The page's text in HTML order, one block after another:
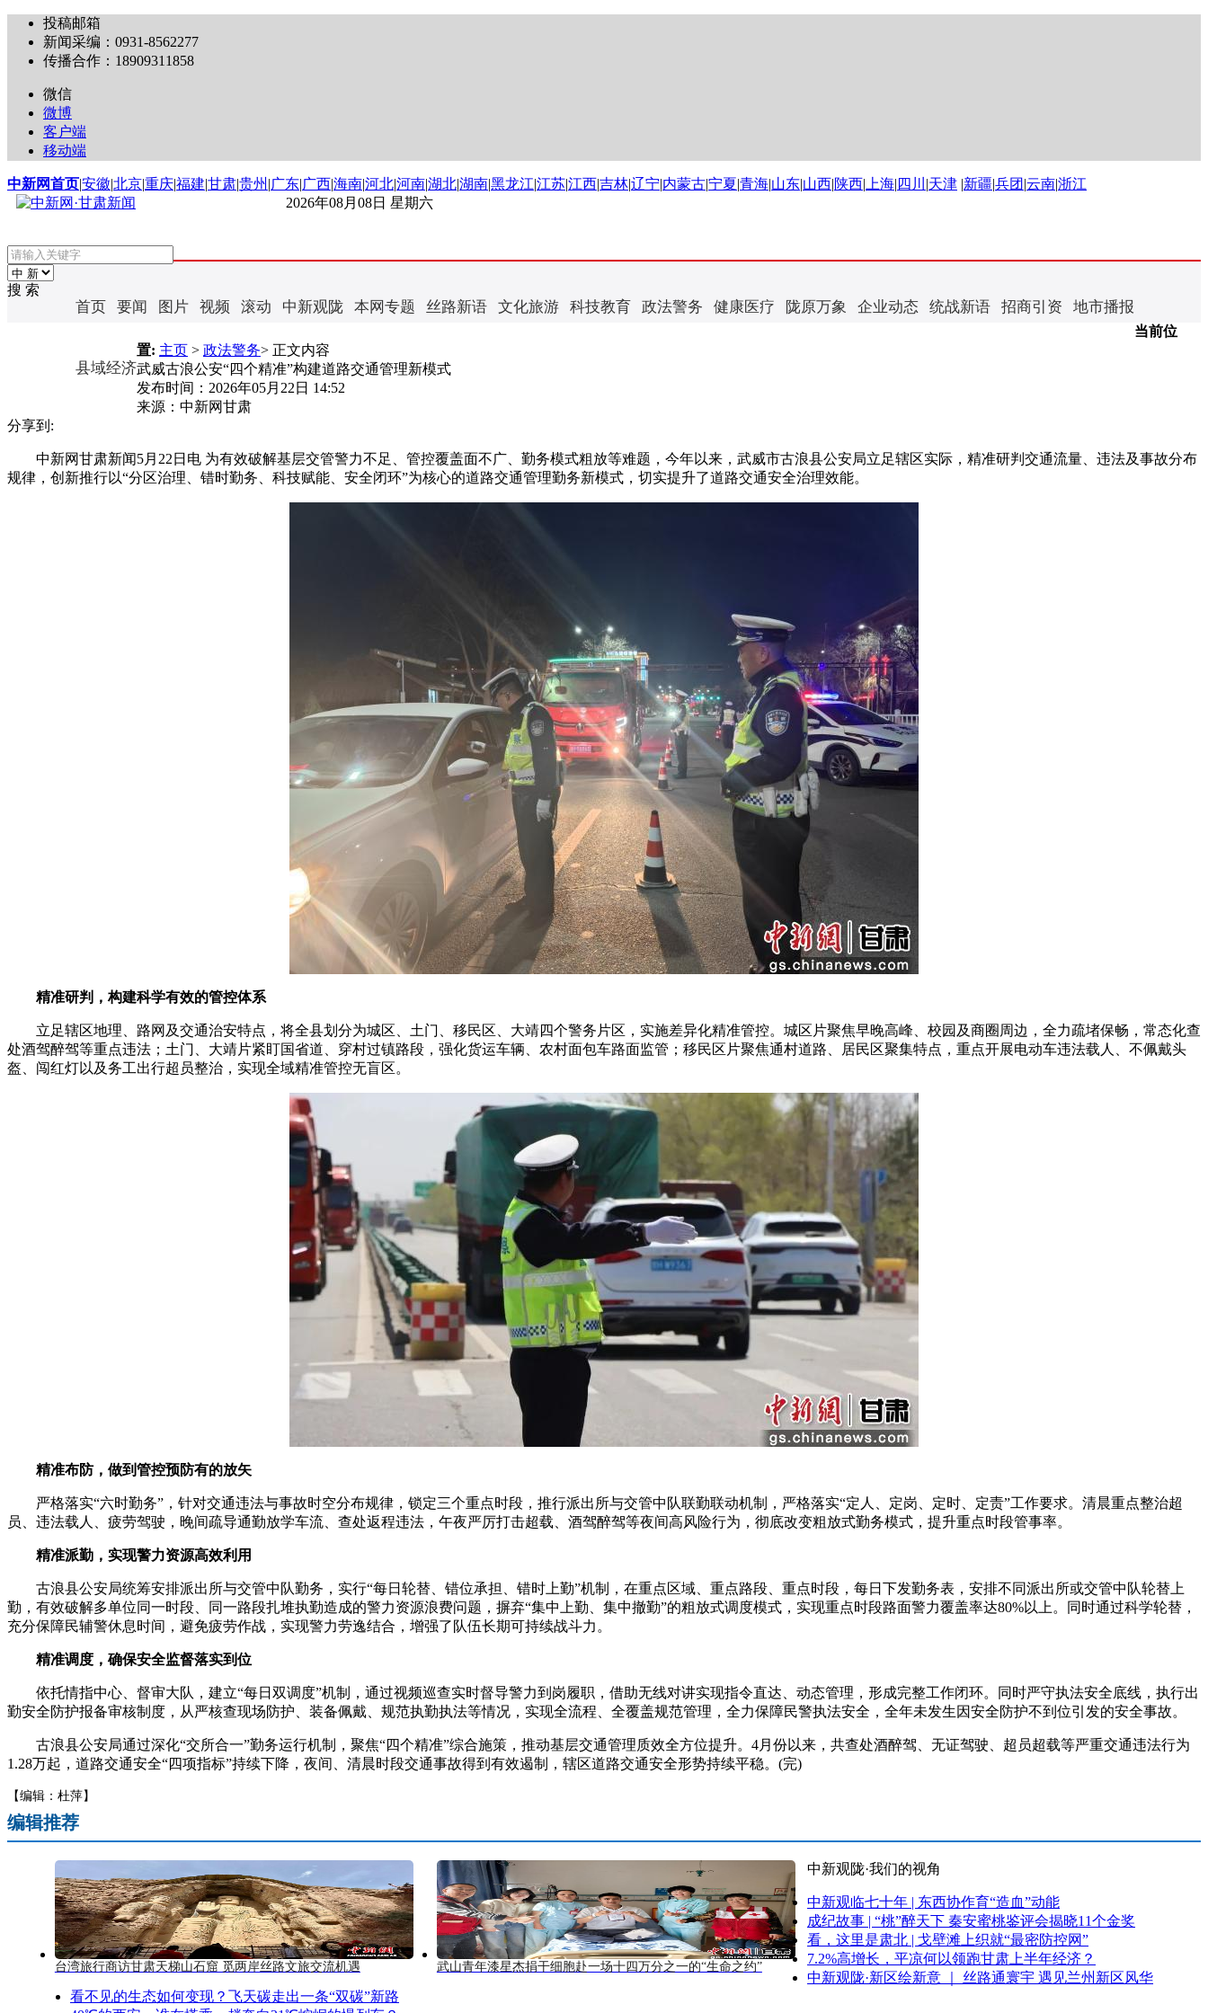
投稿邮箱
新闻采编：0931-8562277
传播合作：18909311858
微信
微博
客户端
移动端
中新网首页|安徽|北京|重庆|福建|甘肃|贵州 |广东|广西|海南|河北|河南|湖北|湖南|黑龙江|江苏|江西|吉林|辽宁|内蒙古|宁夏|青海|山东|山西|陕西| 上海| 四川 |天津 |新疆|兵团 |云南|浙江
2026年08月08日 星期六
搜 索
首页 要闻 图片 视频 滚动 中新观陇 本网专题 丝路新语 文化旅游 科技教育 政法警务 健康医疗 陇原万象 企业动态 统战新语 招商引资 地市播报
县域经济
当前位
置: 主页 > 政法警务> 正文内容
武威古浪公安“四个精准”构建道路交通管理新模式
发布时间： 2026年05月22日 14:52
来源： 中新网甘肃
分享到:
中新网甘肃新闻5月22日电 为有效破解基层交管警力不足、管控覆盖面不广、勤务模式粗放等难题，今年以来，武威市古浪县公安局立足辖区实际，精准研判交通流量、违法及事故分布
规律，创新推行以“分区治理、错时勤务、科技赋能、安全闭环”为核心的道路交通管理勤务新模式，切实提升了道路交通安全治理效能。
精准研判，构建科学有效的管控体系
立足辖区地理、路网及交通治安特点，将全县划分为城区、土门、移民区、大靖四个警务片区，实施差异化精准管控。城区片聚焦早晚高峰、校园及商圈周边，全力疏堵保畅，常态化查
处酒驾醉驾等重点违法；土门、大靖片紧盯国省道、穿村过镇路段，强化货运车辆、农村面包车路面监管；移民区片聚焦通村道路、居民区聚集特点，重点开展电动车违法载人、不佩戴头
盔、闯红灯以及务工出行超员整治，实现全域精准管控无盲区。
精准布防，做到管控预防有的放矢
严格落实“六时勤务”，针对交通违法与事故时空分布规律，锁定三个重点时段，推行派出所与交管中队联勤联动机制，严格落实“定人、定岗、定时、定责”工作要求。清晨重点整治超
员、违法载人、疲劳驾驶，晚间疏导通勤放学车流、查处返程违法，午夜严厉打击超载、酒驾醉驾等夜间高风险行为，彻底改变粗放式勤务模式，提升重点时段管事率。
精准派勤，实现警力资源高效利用
古浪县公安局统筹安排派出所与交管中队勤务，实行“每日轮替、错位承担、错时上勤”机制，在重点区域、重点路段、重点时段，每日下发勤务表，安排不同派出所或交管中队轮替上
勤，有效破解多单位同一时段、同一路段扎堆执勤造成的警力资源浪费问题，摒弃“集中上勤、集中撤勤”的粗放式调度模式，实现重点时段路面警力覆盖率达80%以上。同时通过科学轮替，
充分保障民辅警休息时间，避免疲劳作战，实现警力劳逸结合，增强了队伍长期可持续战斗力。
精准调度，确保安全监督落实到位
依托情指中心、督审大队，建立“每日双调度”机制，通过视频巡查实时督导警力到岗履职，借助无线对讲实现指令直达、动态管理，形成完整工作闭环。同时严守执法安全底线，执行出
勤安全防护报备审核制度，从严核查现场防护、装备佩戴、规范执勤执法等情况，实现全流程、全覆盖规范管理，全力保障民警执法安全，全年未发生因安全防护不到位引发的安全事故。
古浪县公安局通过深化“交所合一”勤务运行机制，聚焦“四个精准”综合施策，推动基层交通管理质效全方位提升。4月份以来，共查处酒醉驾、无证驾驶、超员超载等严重交通违法行为
1.28万起，道路交通安全“四项指标”持续下降，夜间、清晨时段交通事故得到有效遏制，辖区道路交通安全形势持续平稳。(完)
【编辑：杜萍】
编辑推荐
台湾旅行商访甘肃天梯山石窟 觅两岸丝路文旅交流机遇 武山青年漆星杰捐干细胞赴一场十四万分之一的“生命之约”
中新观陇·我们的视角
中新观临七十年 | 东西协作育“造血”动能
成纪故事 | “桃”醉天下 秦安蜜桃鉴评会揭晓11个金奖
看，这里是肃北 | 戈壁滩上织就“最密防控网”
7.2%高增长，平凉何以领跑甘肃上半年经济？
中新观陇·新区绘新意 ｜ 丝路通寰宇 遇见兰州新区风华
看不见的生态如何变现？飞天碳走出一条“双碳”新路